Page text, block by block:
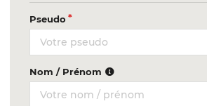
Pseudo
Nom / Prénom